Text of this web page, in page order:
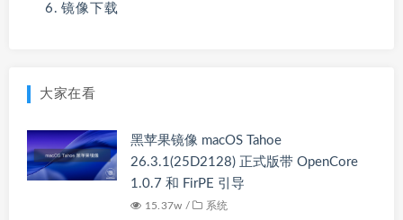
镜像下载
大家在看
黑苹果镜像 macOS Tahoe
26.3.1(25D2128) 正式版带 OpenCore
1.0.7 和 FirPE 引导
15.37w / 系统